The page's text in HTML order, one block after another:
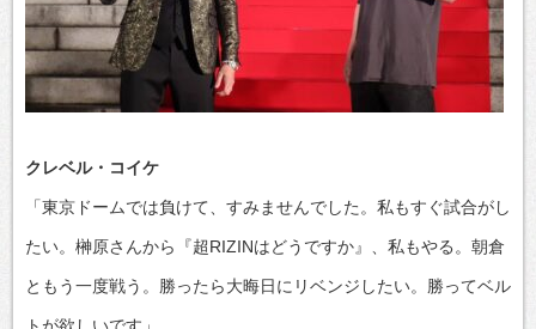
クレベル・コイケ
「東京ドームでは負けて、すみませんでした。私もすぐ試合がし
たい。榊原さんから『超RIZINはどうですか』、私もやる。朝倉
ともう一度戦う。勝ったら大晦日にリベンジしたい。勝ってベル
トが欲しいです」